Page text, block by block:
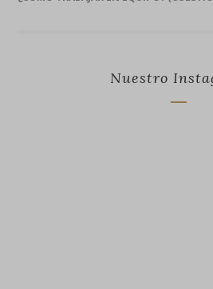
Nuestro